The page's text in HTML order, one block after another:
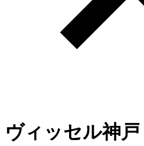
ヴィッセル神戸